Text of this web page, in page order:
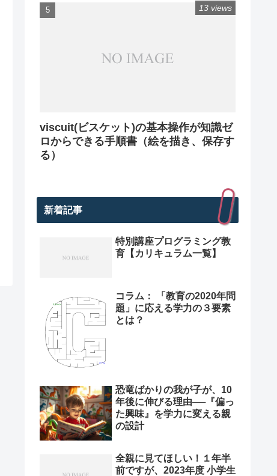
viscuit(ビスケット)の基本操作が知識ゼ
ロからできる手順書（絵を描き、保存す
る）
13 views
新着記事
特別講座プログラミング教
育【カリキュラム一覧】
コラム： 「教育の2020年問
題」に応える学力の３要素
とは？
恐竜ばかりの我が子が、10
年後に伸びる理由──『偏っ
た興味』を学力に変える親
の設計
全親に見てほしい！１年半
前ですが、2023年度 小学生